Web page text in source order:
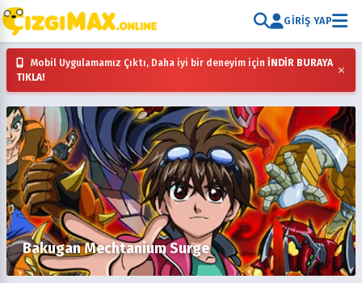
GIRIŞ YAP
Mobil Uygulamamız Çıktı, Daha iyi bir deneyim için İNDİR BURAYA
TIKLA!
×
Bakugan Mechtanium Surge